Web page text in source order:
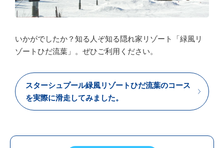
いかがでしたか？知る人ぞ知る隠れ家リゾート「緑風リ
ゾートひだ流葉」。ぜひご利用ください。
スターシュプール緑風リゾートひだ流葉のコース
を実際に滑走してみました。